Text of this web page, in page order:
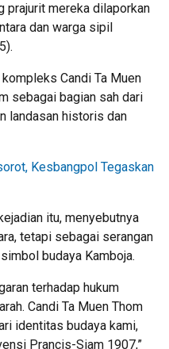
mereka dilaporkan
dan warga sipil
Candi Ta Muen
sebagai bagian sah dari
landasan historis dan
Kesbangpol Tegaskan
itu, menyebutnya
tetapi sebagai serangan
budaya Kamboja.
terhadap hukum
Candi Ta Muen Thom
identitas budaya kami,
Prancis-Siam 1907,”